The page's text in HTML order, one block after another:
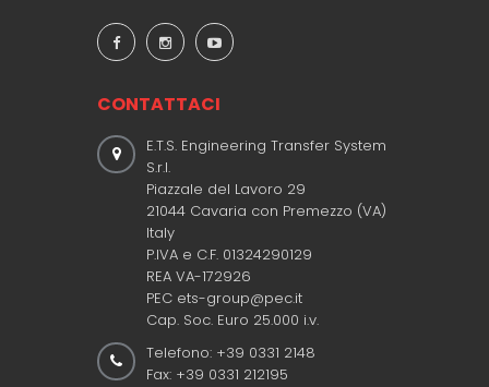
CONTATTACI
E.T.S. Engineering Transfer System
S.r.l.
Piazzale del Lavoro 29
21044 Cavaria con Premezzo (VA)
Italy
P.IVA e C.F. 01324290129
REA VA-172926
PEC ets-group@pec.it
Cap. Soc. Euro 25.000 i.v.
Telefono: +39 0331 2148
Fax: +39 0331 212195